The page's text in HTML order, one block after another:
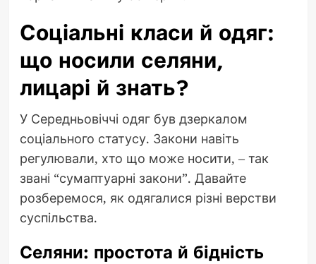
Соціальні класи й одяг:
що носили селяни,
лицарі й знать?
У Середньовіччі одяг був дзеркалом
соціального статусу. Закони навіть
регулювали, хто що може носити, – так
звані “сумаптуарні закони”. Давайте
розберемося, як одягалися різні верстви
суспільства.
Селяни: простота й бідність